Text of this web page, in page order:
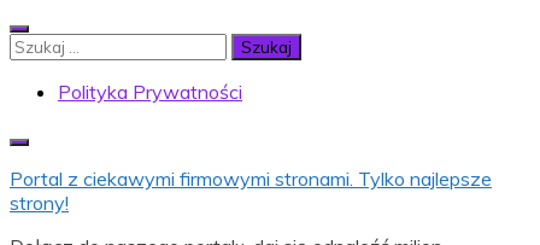
Skip
to
Szukaj:
Polityka Prywatności
Portal z ciekawymi firmowymi stronami. Tylko najlepsze
strony!